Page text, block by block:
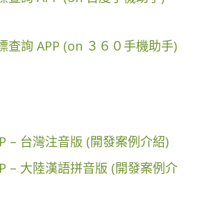
查詢 APP (on ３６０手機助手)
– 台灣注音版 (開發案例介紹)
– 大陸漢語拼音版 (開發案例介